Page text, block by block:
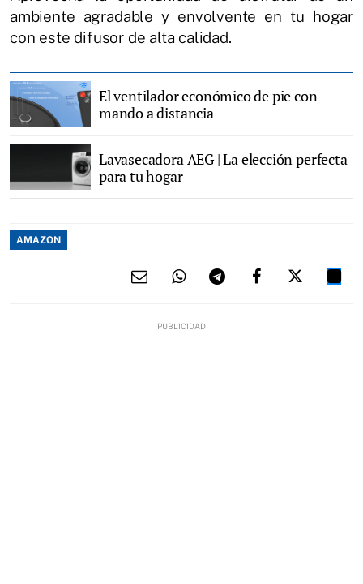
ambiente agradable y envolvente en tu hogar
con este difusor de alta calidad.
El ventilador económico de pie con
mando a distancia
Lavasecadora AEG | La elección perfecta
para tu hogar
AMAZON